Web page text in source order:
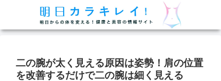
二の腕が太く見える原因は姿勢！肩の位置
を改善するだけで二の腕は細く見える